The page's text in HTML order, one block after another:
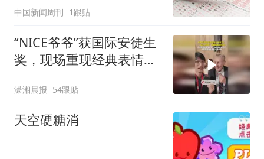
中国新闻周刊 1跟贴
“NICE爷爷”获国际安徒生
奖，现场重现经典表情
潇湘晨报 54跟贴
天空硬糖消